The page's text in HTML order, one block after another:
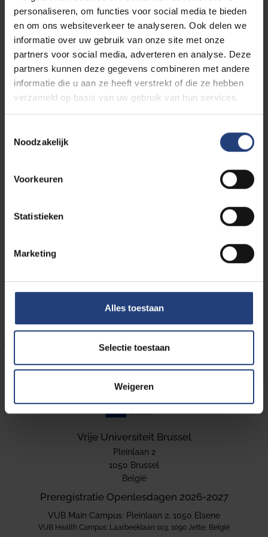
personaliseren, om functies voor social media te bieden
en om ons websiteverkeer te analyseren. Ook delen we
informatie over uw gebruik van onze site met onze
partners voor social media, adverteren en analyse. Deze
partners kunnen deze gegevens combineren met andere
informatie die u aan ze heeft verstrekt of die ze hebben
verzameld op basis van uw gebruik van hun services.
Noodzakelijk
Voorkeuren
Statistieken
Marketing
Alles toestaan
Selectie toestaan
Weigeren
Fijn dat je interesse hebt in de VUB. Wil je ontdekken hoe
het is om te studeren aan de VUB? Vraag je je af hoe een
les aan de universiteit er aan toe gaat?
In het najaar van 2026 kan je deelnemen aan onze
Openlesdagen in de herfstvakanievan dinsdag 3
november tot vrijdag 6 november. In het voorjaar van
2027 kan je deelnemen aan onze Openlesdagen in de
krokusvakantie
van maandag 8 februari tot vrijdag 12
Gedurende deze dagen zijn onze campussen voor jou
geopend. Op het programma staan lessen en workshops
van alle 33 bacheloropleidingen. Reserveer een plaatsje
universiteit te studeren!
academiejaar 2026-2027 zijn op dit moment nog niet
Wil je op de hoogte blijven van wanneer je je
kunt inschrijven?Klik dan op de knop hierboven en laat
sturen we je een e-mail.
Vrije Universiteit Brussel
Pleinlaan 2
1050 Brussel
België
Preregistratie Openlesdagen 2026-2027
VUB Main Campus: Pleinlaan 2, 1050 Elsene
VUB Health Campus: Laarbeeklaan 103, 1090 Jette, België